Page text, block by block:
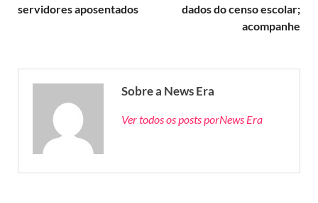
servidores aposentados
dados do censo escolar;
acompanhe
Sobre a News Era
Ver todos os posts porNews Era